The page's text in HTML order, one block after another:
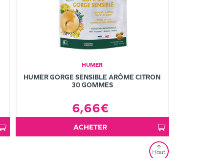
HUMER
HUMER GORGE SENSIBLE ARÔME CITRON
30 GOMMES
6,66€
ACHETER
Haut